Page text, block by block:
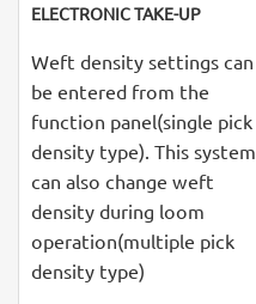
ELECTRONIC TAKE-UP
Weft density settings can
be entered from the
function panel(single pick
density type). This system
can also change weft
density during loom
operation(multiple pick
density type)